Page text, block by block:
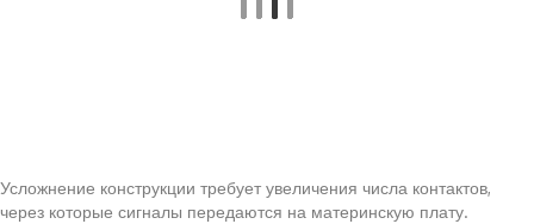
Усложнение конструкции требует увеличения числа контактов,
через которые сигналы передаются на материнскую плату.